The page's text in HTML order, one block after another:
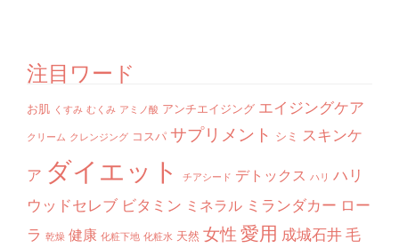
注目ワード
お肌 くすみ むくみ アミノ酸 アンチエイジング エイジングケア
クリーム クレンジング コスパ サプリメント シミ スキンケ
ア ダイエット チアシード デトックス ハリ ハリ
ウッドセレブ ビタミン ミネラル ミランダカー ロー
ラ 乾燥 健康 化粧下地 化粧水 天然 女性愛用 成城石井毛